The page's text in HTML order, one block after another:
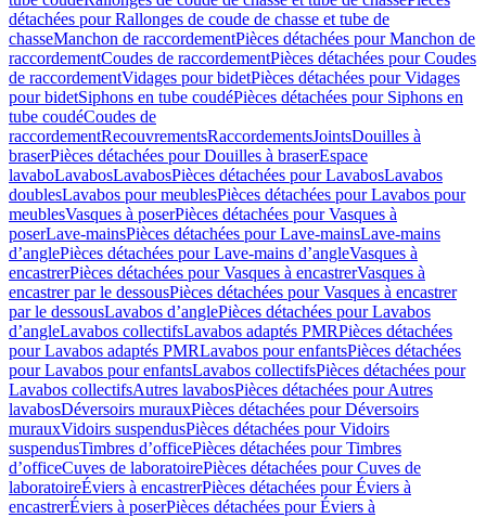
détachées pour Rallonges de coude de chasse et tube de
chasseManchon de raccordementPièces détachées pour Manchon de
raccordementCoudes de raccordementPièces détachées pour Coudes
de raccordementVidages pour bidetPièces détachées pour Vidages
pour bidetSiphons en tube coudéPièces détachées pour Siphons en
tube coudéCoudes de
raccordementRecouvrementsRaccordementsJointsDouilles à
braserPièces détachées pour Douilles à braserEspace
lavaboLavabosLavabosPièces détachées pour LavabosLavabos
doublesLavabos pour meublesPièces détachées pour Lavabos pour
meublesVasques à poserPièces détachées pour Vasques à
poserLave-mainsPièces détachées pour Lave-mainsLave-mains
d’anglePièces détachées pour Lave-mains d’angleVasques à
encastrerPièces détachées pour Vasques à encastrerVasques à
encastrer par le dessousPièces détachées pour Vasques à encastrer
par le dessousLavabos d’anglePièces détachées pour Lavabos
d’angleLavabos collectifsLavabos adaptés PMRPièces détachées
pour Lavabos adaptés PMRLavabos pour enfantsPièces détachées
pour Lavabos pour enfantsLavabos collectifsPièces détachées pour
Lavabos collectifsAutres lavabosPièces détachées pour Autres
lavabosDéversoirs murauxPièces détachées pour Déversoirs
murauxVidoirs suspendusPièces détachées pour Vidoirs
suspendusTimbres dʼofficePièces détachées pour Timbres
dʼofficeCuves de laboratoirePièces détachées pour Cuves de
laboratoireÉviers à encastrerPièces détachées pour Éviers à
encastrerÉviers à poserPièces détachées pour Éviers à